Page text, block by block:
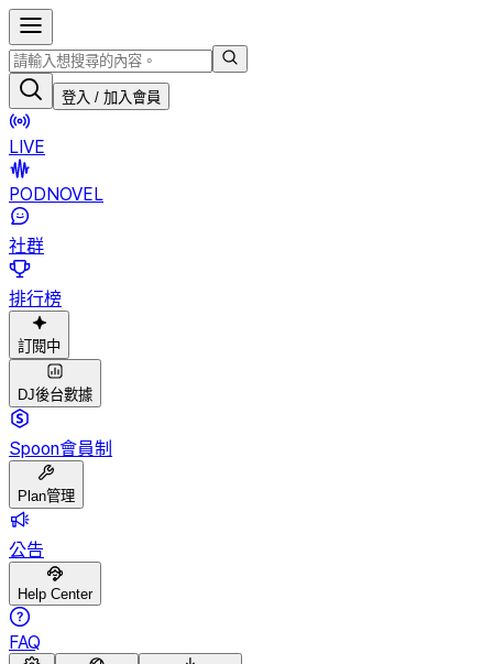
登入 / 加入會員
LIVE
PODNOVEL
社群
排行榜
訂閱中
DJ後台數據
Spoon會員制
Plan管理
公告
Help Center
FAQ